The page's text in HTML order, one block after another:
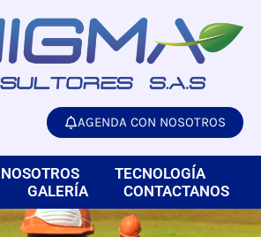
AGENDA CON NOSOTROS
NOSOTROS
TECNOLOGÍA
GALERÍA CONTACTANOS